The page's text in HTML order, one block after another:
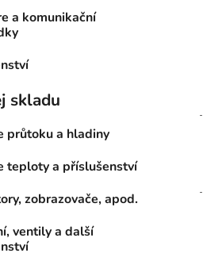
a komunikační
skladu
průtoku a hladiny
teploty a příslušenství
zobrazovače, apod.
ventily a další